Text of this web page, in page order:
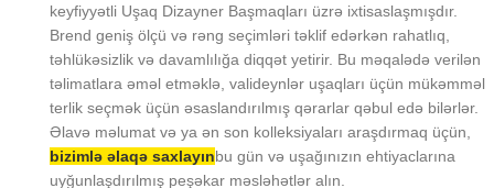
keyfiyyətli Uşaq Dizayner Başmaqları üzrə ixtisaslaşmışdır.
Brend geniş ölçü və rəng seçimləri təklif edərkən rahatlıq,
təhlükəsizlik və davamlılığa diqqət yetirir. Bu məqalədə verilən
təlimatlara əməl etməklə, valideynlər uşaqları üçün mükəmməl
terlik seçmək üçün əsaslandırılmış qərarlar qəbul edə bilərlər.
Əlavə məlumat və ya ən son kolleksiyaları araşdırmaq üçün,
bizimlə əlaqə saxlayınbu gün və uşağınızın ehtiyaclarına
uyğunlaşdırılmış peşəkar məsləhətlər alın.